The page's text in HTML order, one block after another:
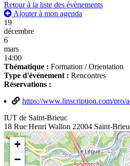
Retour à la liste des évènements
Ajouter à mon agenda
19
décembre
6
mars
14:00
Thématique : Formation / Orientation
Type d'événement : Rencontres
Réservations :
https://www.linscription.com/pro/
IUT de Saint-Brieuc
18 Rue Henri Wallon 22004 Saint-
+
−